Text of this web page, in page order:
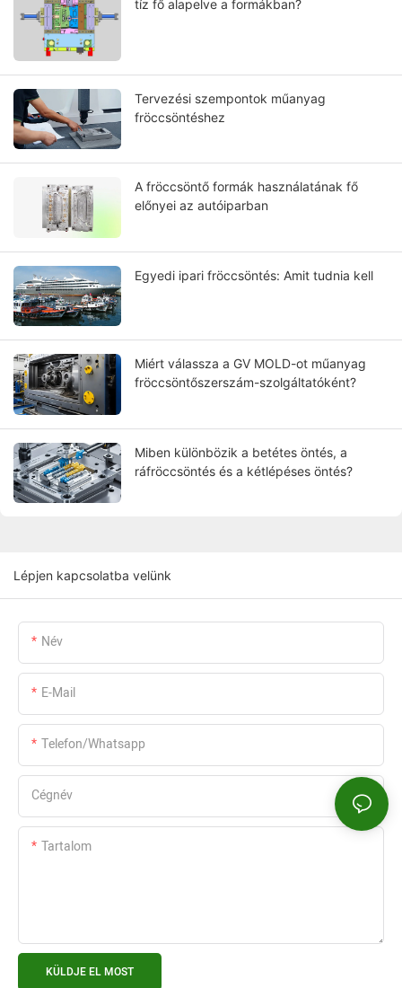
tíz fő alapelve a formákban?
Tervezési szempontok műanyag
fröccsöntéshez
A fröccsöntő formák használatának fő
előnyei az autóiparban
Egyedi ipari fröccsöntés: Amit tudnia kell
Miért válassza a GV MOLD-ot műanyag
fröccsöntőszerszám-szolgáltatóként?
Miben különbözik a betétes öntés, a
ráfröccsöntés és a kétlépéses öntés?
Lépjen kapcsolatba velünk
Név
E-Mail
Telefon/whatsapp
Cégnév
Tartalom
KÜLDJE EL MOST